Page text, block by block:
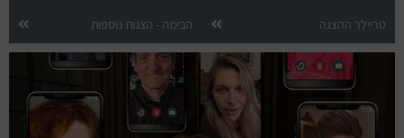
הופעות חיות
הצגות תיאטרון
מחזות זמר
טריילר ההצגה הבימה - הצגות נוספות